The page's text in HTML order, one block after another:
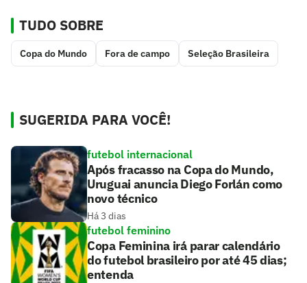
TUDO SOBRE
Copa do Mundo Fora de campo Seleção Brasileira
SUGERIDA PARA VOCÊ!
futebol internacional
Após fracasso na Copa do Mundo,
Uruguai anuncia Diego Forlán como
novo técnico
Há 3 dias
futebol feminino
Copa Feminina irá parar calendário
do futebol brasileiro por até 45 dias;
entenda